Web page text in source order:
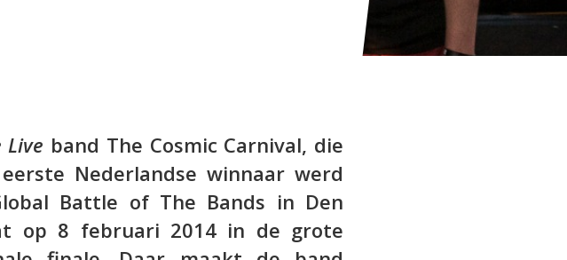
Live band The Cosmic Carnival, die
Nederlandse winnaar werd
Battle of The Bands in Den
op 8 februari 2014 in de grote